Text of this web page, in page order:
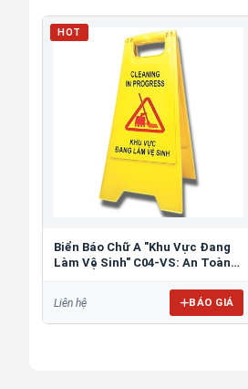
HOT
Biển Báo Chữ A "Khu Vực Đang
Làm Vệ Sinh" C04-VS: An Toàn
Liên hệ BÁO GIÁ